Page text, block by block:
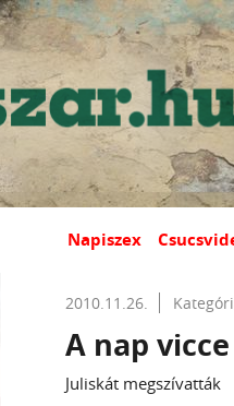
Napiszex
2010.11.26.
A nap vicce
Juliskát megszívatták